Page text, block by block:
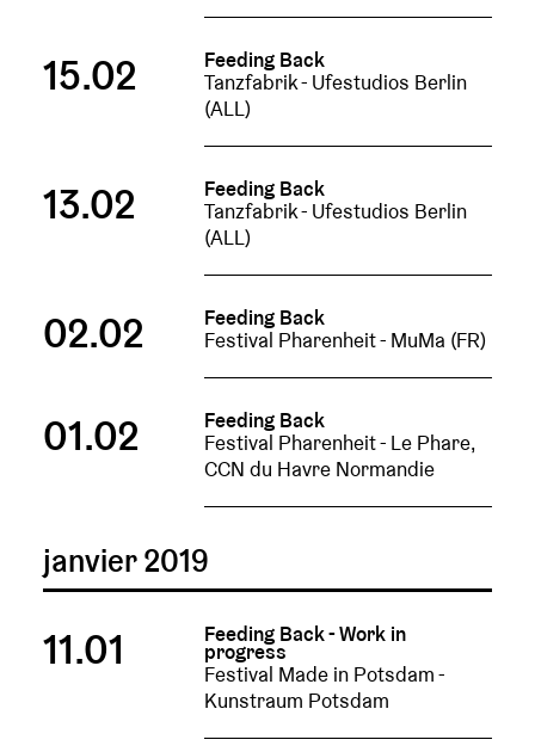
15.02
Feeding Back
Tanzfabrik - Ufestudios Berlin
(ALL)
13.02
Feeding Back
Tanzfabrik - Ufestudios Berlin
(ALL)
02.02
Feeding Back
Festival Pharenheit - MuMa (FR)
01.02
Feeding Back
Festival Pharenheit - Le Phare,
CCN du Havre Normandie
janvier 2019
11.01 Feeding Back - Work in
progress
Festival Made in Potsdam -
Kunstraum Potsdam